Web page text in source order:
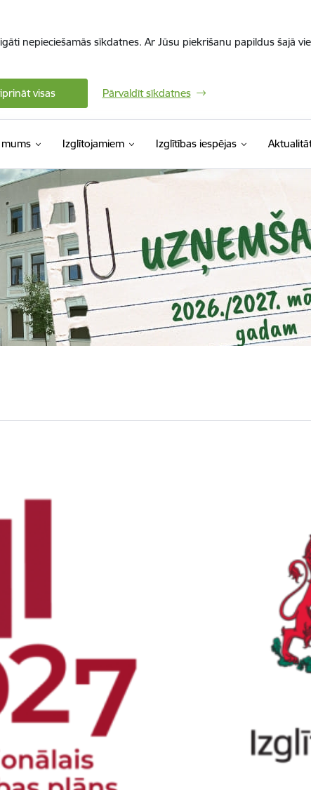
nepieciešamās sīkdatnes. Ar Jūsu piekrišanu papildus šajā
visas Pārvaldīt sīkdatnes
Izglītojamiem Izglītības iespējas